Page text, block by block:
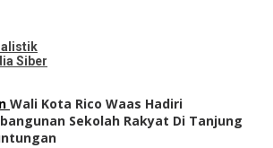
Siber
Wali Kota Rico Waas Hadiri
Sekolah Rakyat Di Tanjung